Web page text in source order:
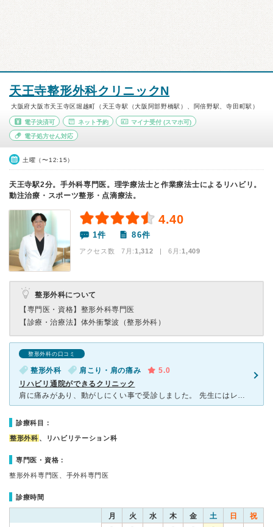
天王寺整形外科クリニックN
大阪府大阪市天王寺区堀越町（天王寺駅（大阪阿部野橋駅）、阿倍野駅、寺田町駅）
電子決済可 ネット予約 マイナ受付 (スマホ可)
電子処方せん対応
土曜（〜12:15）
天王寺駅2分。手外科専門医。理学療法士と作業療法士によるリハビリ。
動注治療・スポーツ整形・点滴療法。
4.40
1件 86件
アクセス数 7月:1,312 | 6月:1,409
整形外科について
【専門医・資格】 整形外科専門医
【診療・治療法】 体外衝撃波（整形外科）
整形外科の口コミ
整形外科 肩こり・肩の痛み
5.0
リハビリ通院ができるクリニック
肩に痛みがあり、動がしにくい事で受診しました。 先生にはレントゲンを撮って頂き、お薬の処方とリハビリをして頂くことになりました。 リハビリに案内してもらい、担当の理学療法士さんに行って頂きました。
診療科目：
整形外科 、リハビリテーション科
専門医・資格：
整形外科専門医、手外科専門医
診療時間
月 火 水 木 金 土 日 祝